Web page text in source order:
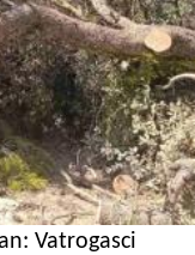
Vatrogasci